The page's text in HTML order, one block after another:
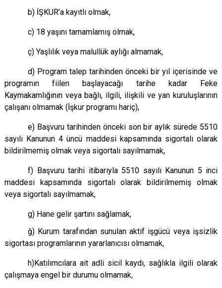
b) İŞKUR’a kayıtlı olmak,
c) 18 yaşını tamamlamış olmak,
ç) Yaşlılık veya malullük aylığı almamak,
d) Program talep tarihinden önceki bir yıl içerisinde ve
programın fiilen başlayacağı tarihe kadar Feke
Kaymakamlığının veya bağlı, ilgili, ilişkili ve yan kuruluşlarının
çalışanı olmamak (İşkur programı hariç),
e) Başvuru tarihinden önceki son bir aylık sürede 5510
sayılı Kanunun 4 üncü maddesi kapsamında sigortalı olarak
bildirilmemiş olmak veya sigortalı sayılmamak,
f) Başvuru tarihi itibarıyla 5510 sayılı Kanunun 5 inci
maddesi kapsamında sigortalı olarak bildirilmemiş olmak
veya sigortalı sayılmamak,
g) Hane gelir şartını sağlamak,
ğ) Kurum tarafından sunulan aktif işgücü veya işsizlik
sigortası programlarının yararlanıcısı olmamak,
h)Katılımcılara ait adli sicil kaydı, sağlıkla ilgili olarak
çalışmaya engel bir durumu olmamak,